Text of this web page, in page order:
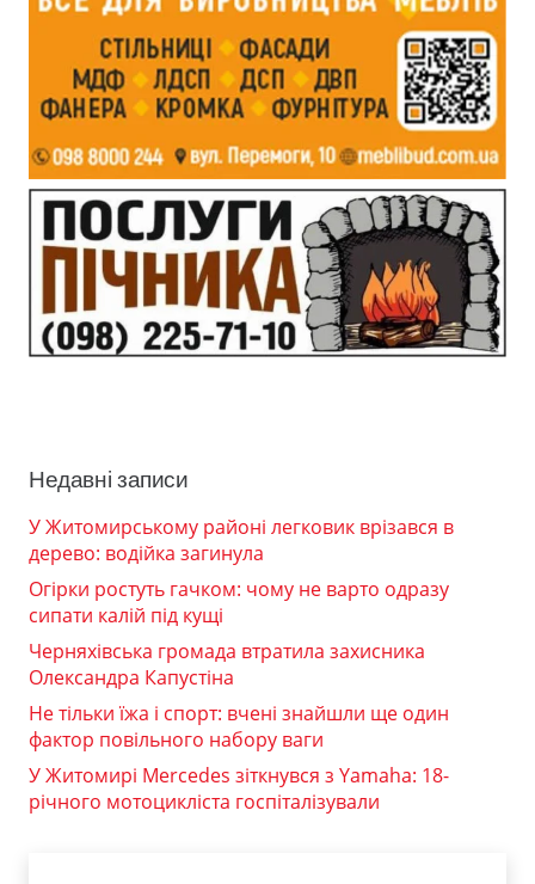
Недавні записи
У Житомирському районі легковик врізався в
дерево: водійка загинула
Огірки ростуть гачком: чому не варто одразу
сипати калій під кущі
Черняхівська громада втратила захисника
Олександра Капустіна
Не тільки їжа і спорт: вчені знайшли ще один
фактор повільного набору ваги
У Житомирі Mercedes зіткнувся з Yamaha: 18-
річного мотоцикліста госпіталізували